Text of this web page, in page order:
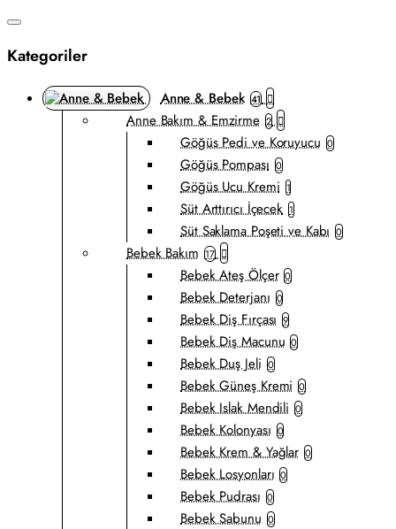
Kategoriler
Anne & Bebek 41
Anne Bakım & Emzirme 2
Göğüs Pedi ve Koruyucu 0
Göğüs Pompası 0
Göğüs Ucu Kremi 1
Süt Arttırıcı İçecek 1
Süt Saklama Poşeti ve Kabı 0
Bebek Bakım 17
Bebek Ateş Ölçer 0
Bebek Deterjanı 0
Bebek Diş Fırçası 9
Bebek Diş Macunu 0
Bebek Duş Jeli 0
Bebek Güneş Kremi 0
Bebek Islak Mendili 0
Bebek Kolonyası 0
Bebek Krem & Yağlar 0
Bebek Losyonları 0
Bebek Pudrası 0
Bebek Sabunu 0